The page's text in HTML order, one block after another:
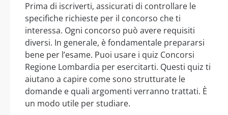
Prima di iscriverti, assicurati di controllare le
specifiche richieste per il concorso che ti
interessa. Ogni concorso può avere requisiti
diversi. In generale, è fondamentale prepararsi
bene per l’esame. Puoi usare i quiz Concorsi
Regione Lombardia per esercitarti. Questi quiz ti
aiutano a capire come sono strutturate le
domande e quali argomenti verranno trattati. È
un modo utile per studiare.